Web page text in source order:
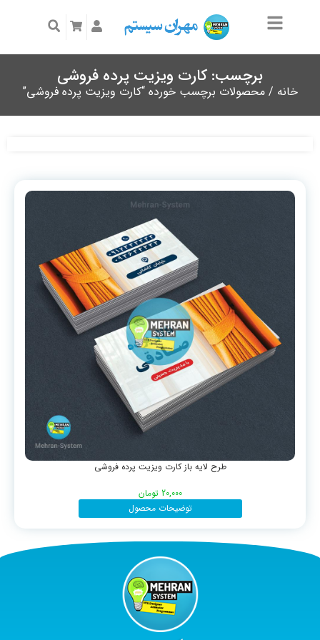
برچسب: کارت ویزیت پرده فروشی
خانه / محصولات برچسب خورده “کارت ویزیت پرده فروشی”
طرح لایه باز کارت ویزیت پرده فروشی
20,000 تومان
توضیحات محصول